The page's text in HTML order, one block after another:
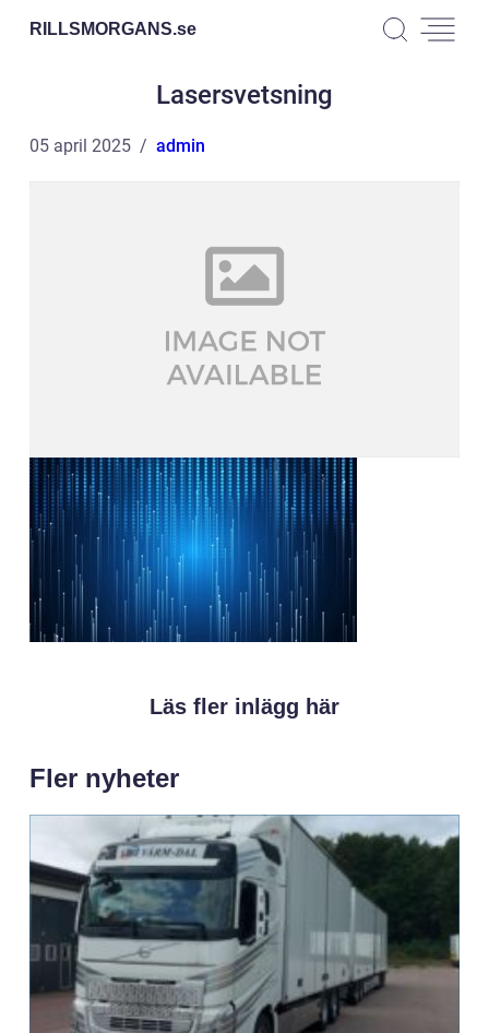
RILLSMORGANS.se
Lasersvetsning
05 april 2025 admin
Läs fler inlägg här
Fler nyheter